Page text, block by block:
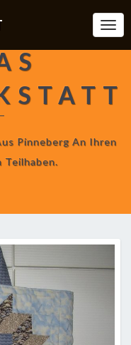
Pinneberg An Ihren
Teilhaben.